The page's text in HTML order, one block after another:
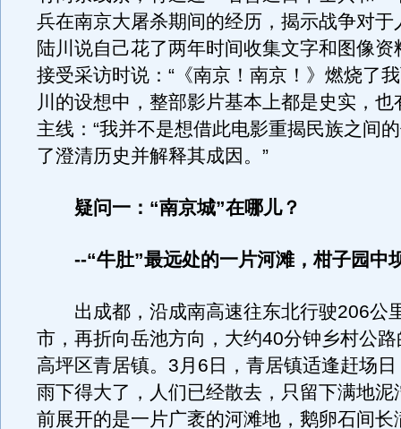
兵在南京大屠杀期间的经历，揭示战争对于
陆川说自己花了两年时间收集文字和图像资
接受采访时说：“《南京！南京！》燃烧了
川的设想中，整部影片基本上都是史实，也
主线：“我并不是想借此电影重揭民族之间
了澄清历史并解释其成因。”
疑问一：“南京城”在哪儿？
--“牛肚”最远处的一片河滩，柑子园中
出成都，沿成南高速往东北行驶206公
市，再折向岳池方向，大约40分钟乡村公
高坪区青居镇。3月6日，青居镇适逢赶场
雨下得大了，人们已经散去，只留下满地泥
前展开的是一片广袤的河滩地，鹅卵石间长